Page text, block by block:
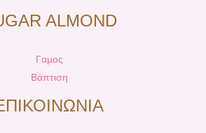
ALMOND
Γαμος
Βάπτιση